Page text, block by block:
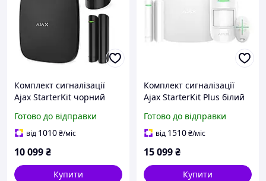
Комплект сигналізації
Ajax StarterKit чорний
Готово до відправки
від 1010₴/міс
10 099₴
Купити
Комплект сигналізації
Ajax StarterKit Plus білий
Готово до відправки
від 1510₴/міс
15 099₴
Купити